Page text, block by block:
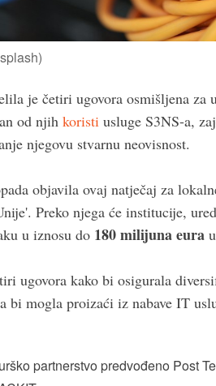
je četiri ugovora osmišljena za
od njih koristi usluge S3NS-a,
njegovu stvarnu neovisnost.
objavila ovaj natječaj za
Preko njega će institucije,
u iznosu do 180 milijuna eura
ugovora kako bi osigurala
bi mogla proizaći iz nabave IT
partnerstvo predvođeno Post